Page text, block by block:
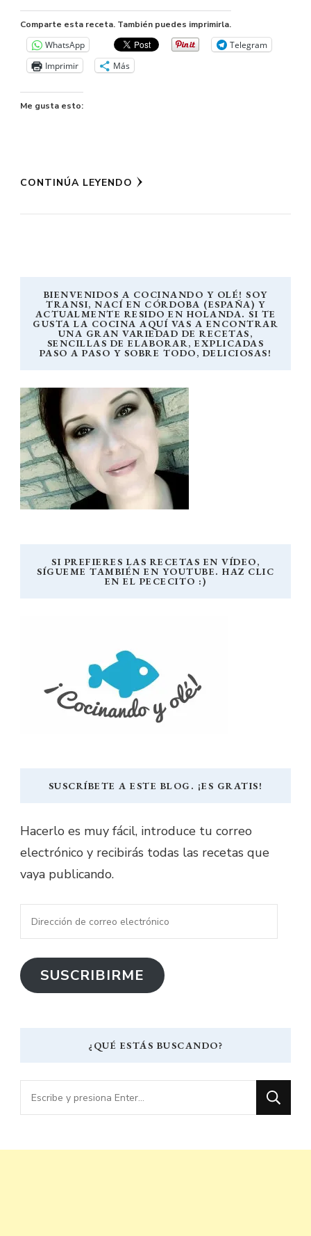
Comparte esta receta. También puedes imprimirla.
WhatsApp
Telegram
Imprimir
Más
Me gusta esto:
CONTINÚA LEYENDO
BIENVENIDOS A COCINANDO Y OLÉ! SOY
TRANSI, NACÍ EN CÓRDOBA (ESPAÑA) Y
ACTUALMENTE RESIDO EN HOLANDA. SI TE
GUSTA LA COCINA AQUÍ VAS A ENCONTRAR
UNA GRAN VARIEDAD DE RECETAS,
SENCILLAS DE ELABORAR, EXPLICADAS
PASO A PASO Y SOBRE TODO, DELICIOSAS!
SI PREFIERES LAS RECETAS EN VÍDEO,
SÍGUEME TAMBIÉN EN YOUTUBE. HAZ CLIC
EN EL PECECITO :)
SUSCRÍBETE A ESTE BLOG. ¡ES GRATIS!
Hacerlo es muy fácil, introduce tu correo
electrónico y recibirás todas las recetas que
vaya publicando.
Dirección
de
correo
electrónico
SUSCRIBIRME
¿QUÉ ESTÁS BUSCANDO?
¿Buscas
algo?